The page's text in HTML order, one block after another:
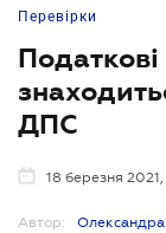
Перевірки
ДПС
18 березня 2021,
Автор: Олександра